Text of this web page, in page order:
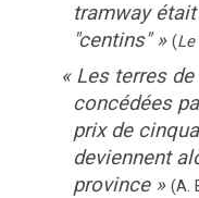
tramway
"centins" » (
« Les terres
concédées
prix de
deviennent
province » (A.